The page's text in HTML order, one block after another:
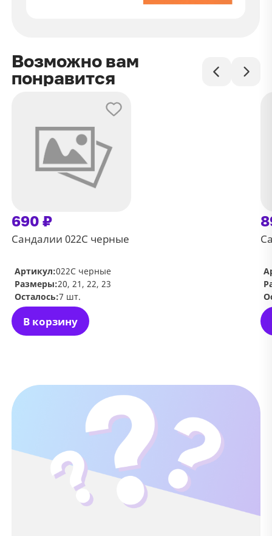
Возможно вам
понравится
690 ₽
Сандалии 022С черные
В корзину
Артикул:022С черные
Размеры:20, 21, 22, 23
Осталось:7 шт.